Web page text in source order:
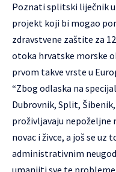
Poznati splitski liječnik
projekt koji bi mogao
zdravstvene zaštite za
otoka hrvatske morske
prvom takve vrste u
“Zbog odlaska na
Dubrovnik, Split,
proživljavaju nepoželjne
novac i živce, a još se
administrativnim
umanjiti sve te